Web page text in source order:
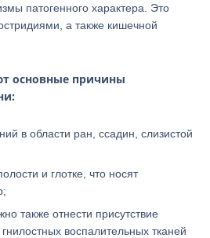
патогенного характера. Это
а также кишечной
основные причины
в области ран, ссадин, слизистой
и глотке, что носят
также отнести присутствие
воспалительных тканей